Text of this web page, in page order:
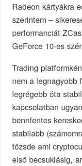
Radeon kártyákra
szerintem –
performanciát
GeForce 10-es
Trading
nem a legnagyobb
legrégebb óta
kapcsolatban
bennfentes
stabilabb
tőzsde ami
első becsuklásig,